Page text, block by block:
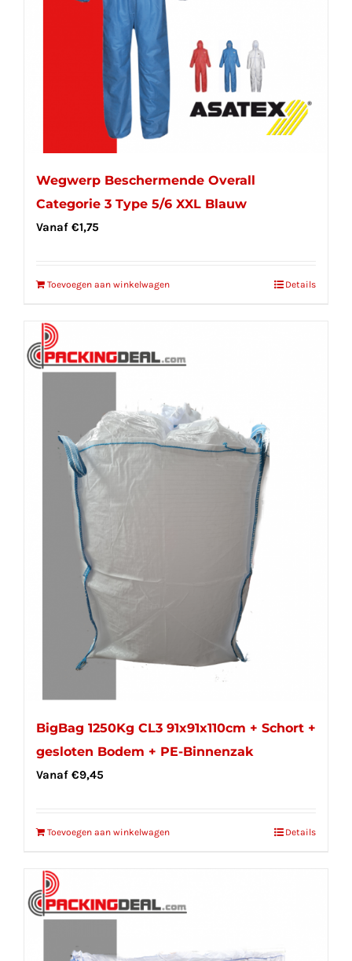
Wegwerp Beschermende Overall
Categorie 3 Type 5/6 XXL Blauw
Vanaf €1,75
Toevoegen aan winkelwagen Details
BigBag 1250Kg CL3 91x91x110cm + Schort +
gesloten Bodem + PE-Binnenzak
Vanaf €9,45
Toevoegen aan winkelwagen Details